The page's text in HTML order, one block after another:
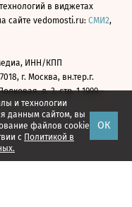
и технологии
данным сайтом, вы
файлов cookie
с Политикой в
ОК
в виджетах
сайте vedomosti.ru: СМИ2,
ИНН/КПП
г. Москва, вн.тер.г.
д. 3, стр. 1 1999—